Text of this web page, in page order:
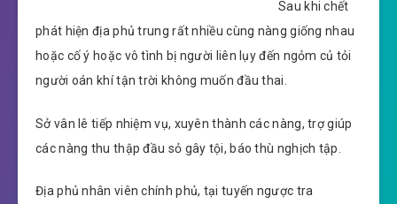
Sau khi chết
phát hiện địa phủ trung rất nhiều cùng nàng giống nhau
hoặc cố ý hoặc vô tình bị người liên lụy đến ngỏm củ tỏi
người oán khí tận trời không muốn đầu thai.
Sở vân lê tiếp nhiệm vụ, xuyên thành các nàng, trợ giúp
các nàng thu thập đầu sỏ gây tội, báo thù nghịch tập.
Địa phủ nhân viên chính phủ, tại tuyến ngược tra